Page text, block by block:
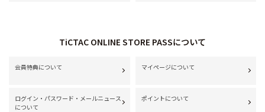
TiCTAC ONLINE STORE PASSについて
会員特典について マイページについて
ログイン・パスワード・メールニュース
について
ポイントについて